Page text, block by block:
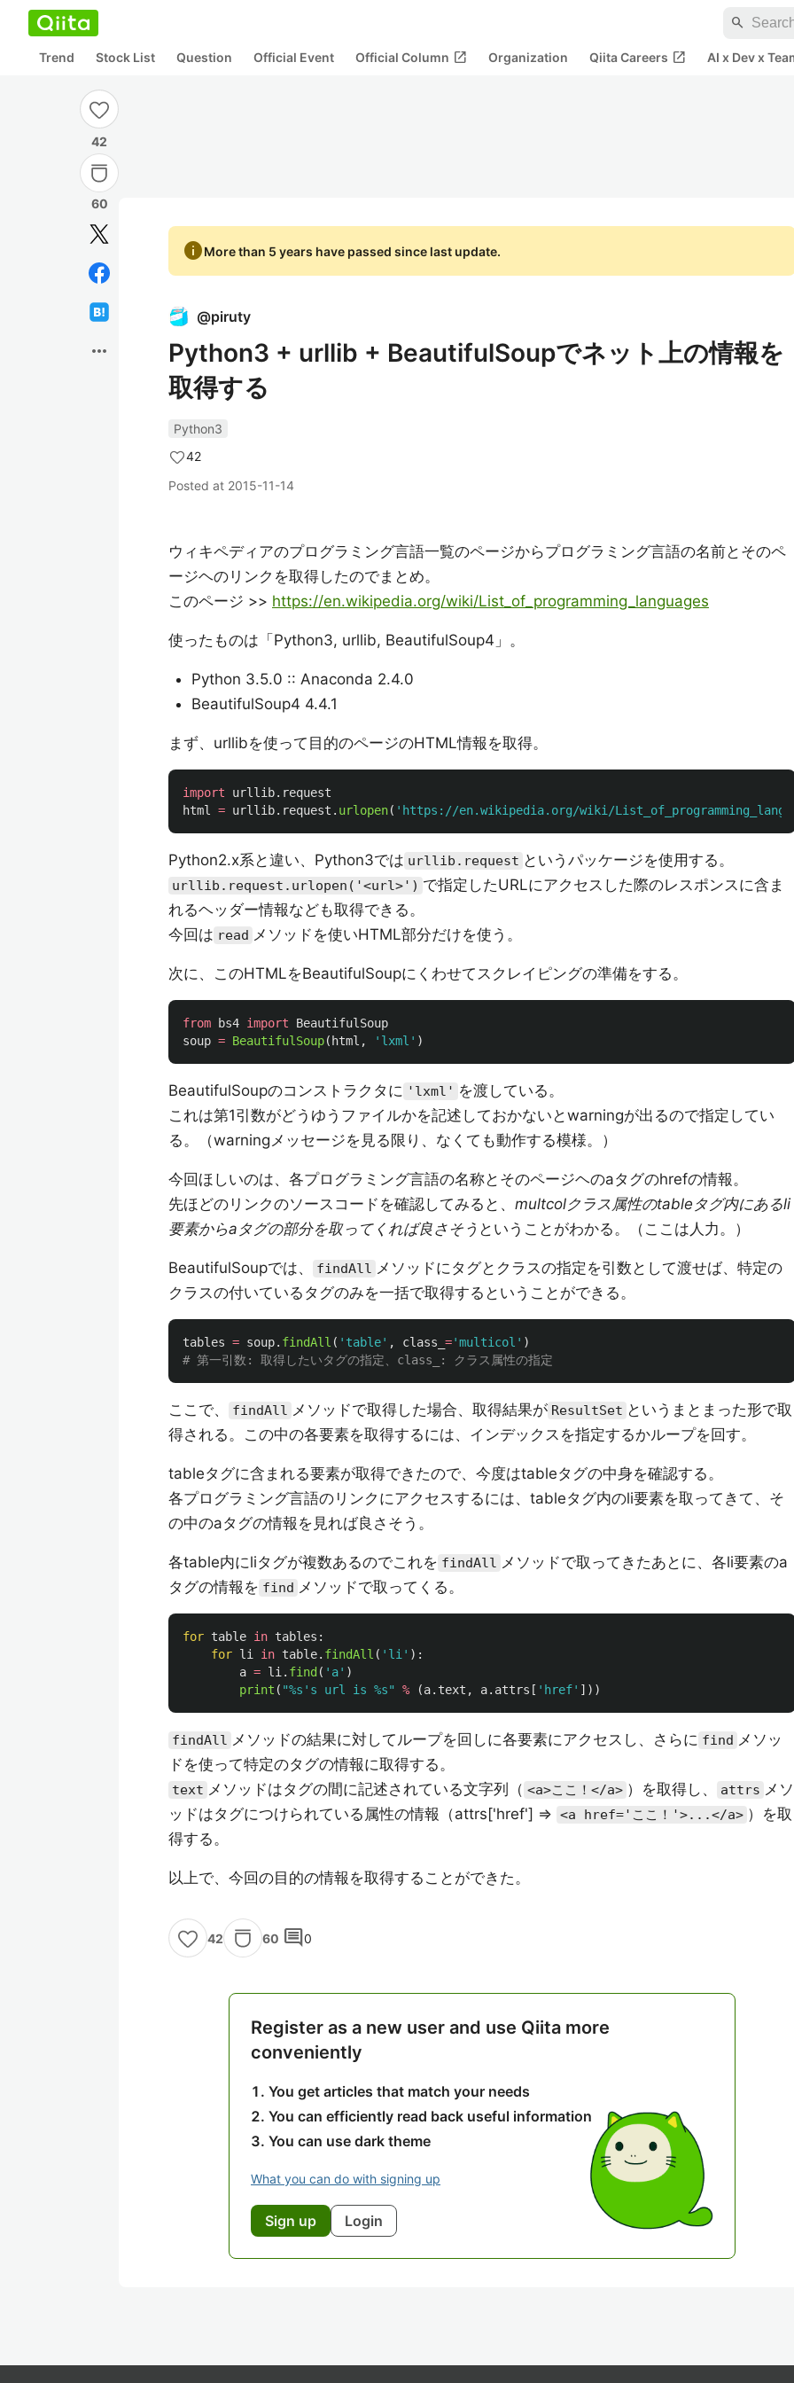
search
Trend Stock List Question Official Event Official Column open_in_new Organization Qiita Careers open_in_new AI x Dev x
42
60
more_horiz
infoMore than 5 years have passed since last update.
@piruty
Python3 + urllib + BeautifulSoupでネット上の情報を
取得する
Python3
42
Posted at 2015-11-14
ウィキペディアのプログラミング言語一覧のページからプログラミング言語の名前とそのペ
ージヘのリンクを取得したのでまとめ。
このページ >> https://en.wikipedia.org/wiki/List_of_programming_languages
使ったものは「Python3, urllib, BeautifulSoup4」。
Python 3.5.0 :: Anaconda 2.4.0
BeautifulSoup4 4.4.1
まず、urllibを使って目的のページのHTML情報を取得。
import
urllib.request
html
= urllib. request . urlopen( ' https://en.wikipedia.org/wiki/
Python2.x系と違い、Python3では urllib.request というパッケージを使用する。
urllib.request.urlopen('<url>') で指定したURLにアクセスした際のレスポンスに含ま
れるヘッダー情報なども取得できる。
今回は read メソッドを使いHTML部分だけを使う。
次に、このHTMLをBeautifulSoupにくわせてスクレイピングの準備をする。
from bs4 import
BeautifulSoup
soup = BeautifulSoup( html , ' lxml ' )
BeautifulSoupのコンストラクタに 'lxml' を渡している。
これは第1引数がどうゆうファイルかを記述しておかないとwarningが出るので指定してい
る。（warningメッセージを見る限り、なくても動作する模様。）
今回ほしいのは、各プログラミング言語の名称とそのページヘのaタグのhrefの情報。
先ほどのリンクのソースコードを確認してみると、 multcolクラス属性のtableタグ内にあるli
要素からaタグの部分を取ってくれば良さそう ということがわかる。（ここは人力。）
BeautifulSoupでは、 findAll メソッドにタグとクラスの指定を引数として渡せば、特定の
クラスの付いているタグのみを一括で取得するということができる。
tables = soup. findAll ( ' table' , class_ ='multicol ' )
ここで、 findAll メソッドで取得した場合、取得結果が ResultSet というまとまった形で取
得される。この中の各要素を取得するには、インデックスを指定するかループを回す。
tableタグに含まれる要素が取得できたので、今度はtableタグの中身を確認する。
各プログラミング言語のリンクにアクセスするには、tableタグ内のli要素を取ってきて、そ
の中のaタグの情報を見れば良さそう。
各table内にliタグが複数あるのでこれを findAll メソッドで取ってきたあとに、各li要素のa
タグの情報を find メソッドで取ってくる。
for table in tables :
for li in table. findAll ( ' li ' ):
a = li . find ( ' a' )
print ( "%s ' s url is %s" % (a. text , a. attrs [ ' href' ]))
findAll メソッドの結果に対してループを回しに各要素にアクセスし、さらに find メソッ
ドを使って特定のタグの情報に取得する。
text メソッドはタグの間に記述されている文字列（ <a>ここ！</a> ）を取得し、 attrs メソ
ッドはタグにつけられている属性の情報（attrs['href'] => <a href='ここ！'>...</a> ）を取
得する。
以上で、今回の目的の情報を取得することができた。
42 60 comment0
Register as a new user and use Qiita more
conveniently
You get articles that match your needs
You can efficiently read back useful information
You can use dark theme
What you can do with signing up
Sign up Login